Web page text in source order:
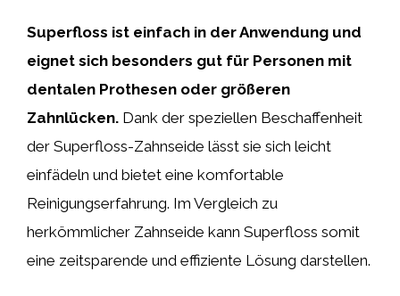
Superfloss ist einfach in der Anwendung und
eignet sich besonders gut für Personen mit
dentalen Prothesen oder größeren
Zahnlücken. Dank der speziellen Beschaffenheit
der Superfloss-Zahnseide lässt sie sich leicht
einfädeln und bietet eine komfortable
Reinigungserfahrung. Im Vergleich zu
herkömmlicher Zahnseide kann Superfloss somit
eine zeitsparende und effiziente Lösung darstellen.